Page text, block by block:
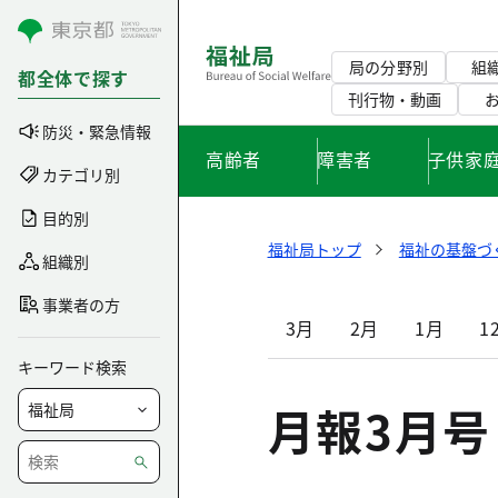
コンテンツにスキップ
都全体で探す
防災・緊急情報
カテゴリ別
目的別
組織別
事業者の方
キーワード検索
局の分野別
組
刊行物・動画
高齢者 障害者 子供家
福祉局トップ 福祉の基盤づ
3月 2月 1月
月報3月